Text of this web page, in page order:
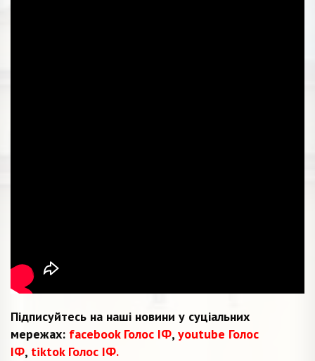
Підписуйтесь на наші новини у суціальних
мережах: facebook Голос ІФ, youtube Голос
ІФ, tiktok Голос ІФ.